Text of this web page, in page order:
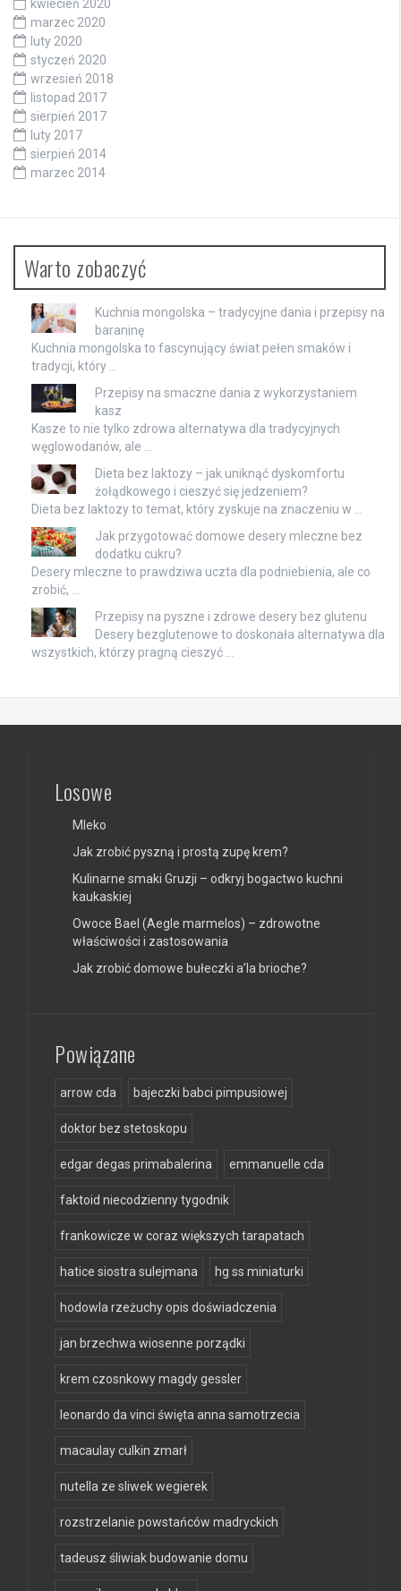
kwiecień 2020
marzec 2020
luty 2020
styczeń 2020
wrzesień 2018
listopad 2017
sierpień 2017
luty 2017
sierpień 2014
marzec 2014
Warto zobaczyć
Kuchnia mongolska – tradycyjne dania i przepisy na
baraninę
Kuchnia mongolska to fascynujący świat pełen smaków i
tradycji, który …
Przepisy na smaczne dania z wykorzystaniem
kasz
Kasze to nie tylko zdrowa alternatywa dla tradycyjnych
węglowodanów, ale …
Dieta bez laktozy – jak uniknąć dyskomfortu
żołądkowego i cieszyć się jedzeniem?
Dieta bez laktozy to temat, który zyskuje na znaczeniu w …
Jak przygotować domowe desery mleczne bez
dodatku cukru?
Desery mleczne to prawdziwa uczta dla podniebienia, ale co
zrobić, …
Przepisy na pyszne i zdrowe desery bez glutenu
Desery bezglutenowe to doskonała alternatywa dla
wszystkich, którzy pragną cieszyć …
Losowe
Mleko
Jak zrobić pyszną i prostą zupę krem?
Kulinarne smaki Gruzji – odkryj bogactwo kuchni
kaukaskiej
Owoce Bael (Aegle marmelos) – zdrowotne
właściwości i zastosowania
Jak zrobić domowe bułeczki a’la brioche?
Powiązane
arrow cda bajeczki babci pimpusiowej
doktor bez stetoskopu
edgar degas primabalerina emmanuelle cda
faktoid niecodzienny tygodnik
frankowicze w coraz większych tarapatach
hatice siostra sulejmana hg ss miniaturki
hodowla rzeżuchy opis doświadczenia
jan brzechwa wiosenne porządki
krem czosnkowy magdy gessler
leonardo da vinci święta anna samotrzecia
macaulay culkin zmarł
nutella ze sliwek wegierek
rozstrzelanie powstańców madryckich
tadeusz śliwiak budowanie domu